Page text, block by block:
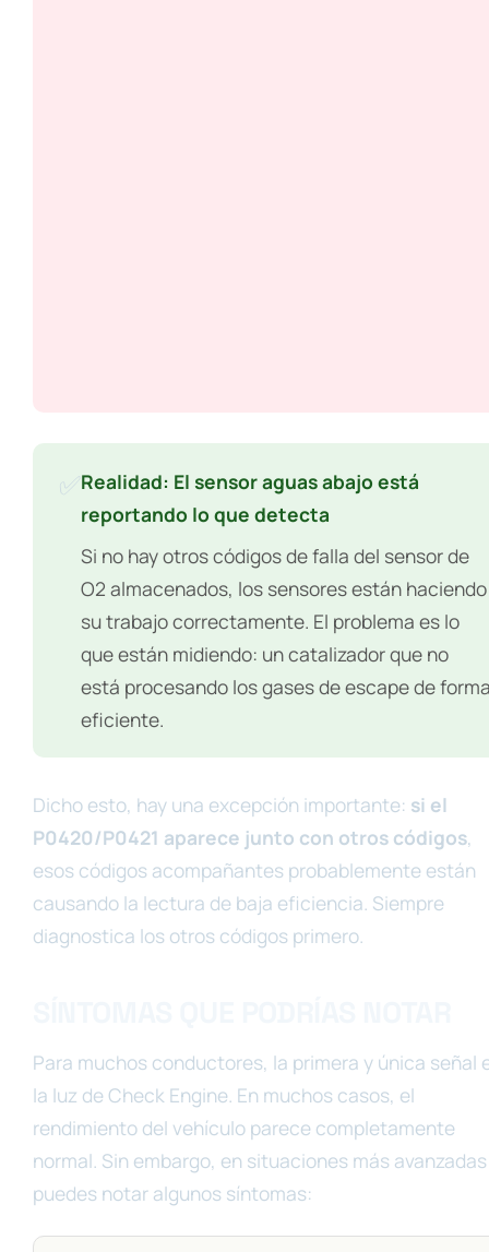
✅
Realidad: El sensor aguas abajo está
reportando lo que detecta
Si no hay otros códigos de falla del sensor de
O2 almacenados, los sensores están haciendo
su trabajo correctamente. El problema es lo
que están midiendo: un catalizador que no
está procesando los gases de escape de
eficiente.
Dicho esto, hay una excepción importante: si el
P0420/P0421 aparece junto con otros códigos,
esos códigos acompañantes probablemente están
causando la lectura de baja eficiencia. Siempre
diagnostica los otros códigos primero.
Para muchos conductores, la primera y única señal
la luz de Check Engine. En muchos casos, el
rendimiento del vehículo parece completamente
normal. Sin embargo, en situaciones más avanzadas
puedes notar algunos síntomas: